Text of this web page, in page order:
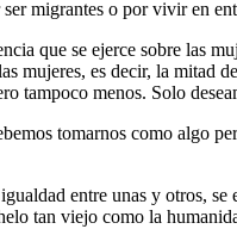
migrantes o por vivir en
que se ejerce sobre las
mujeres, es decir, la mitad
tampoco menos. Solo
tomarnos como algo
entre unas y otros,
tan viejo como la